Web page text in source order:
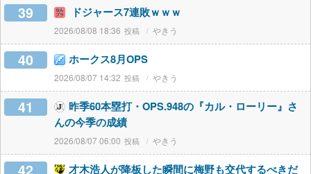
39 ドジャース7連敗ｗｗｗ
2026/08/08 18:36 やきう
40 ホークス8月OPS
2026/08/07 14:32 やきう
41
昨季60本塁打・OPS.948の『カル・ローリー』さ
んの今季の成績
2026/08/07 06:00 やきう
42
才木浩人が降板した瞬間に梅野も交代するべきだ